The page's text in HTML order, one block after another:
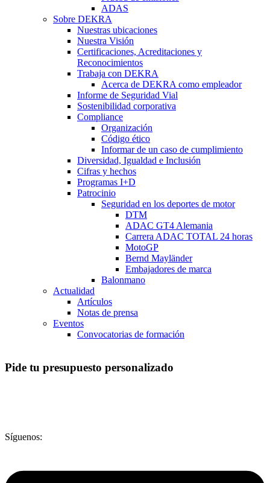
ADAS
Sobre DEKRA
Nuestras ubicaciones
Nuestra Visión
Certificaciones, Acreditaciones y
Reconocimientos
Trabaja con DEKRA
Acerca de DEKRA como empleador
Informe de Seguridad Vial
Sostenibilidad corporativa
Compliance
Organización
Código ético
Informar de un caso de cumplimiento
Diversidad, Igualdad e Inclusión
Cifras y hechos
Programas I+D
Patrocinio
Seguridad en los deportes de motor
DTM
ADAC GT4 Alemania
Carrera ADAC TOTAL 24 horas
MotoGP
Bernd Mayländer
Embajadores de marca
Balonmano
Actualidad
Artículos
Notas de prensa
Eventos
Convocatorias de formación
Pide tu presupuesto personalizado
Síguenos: